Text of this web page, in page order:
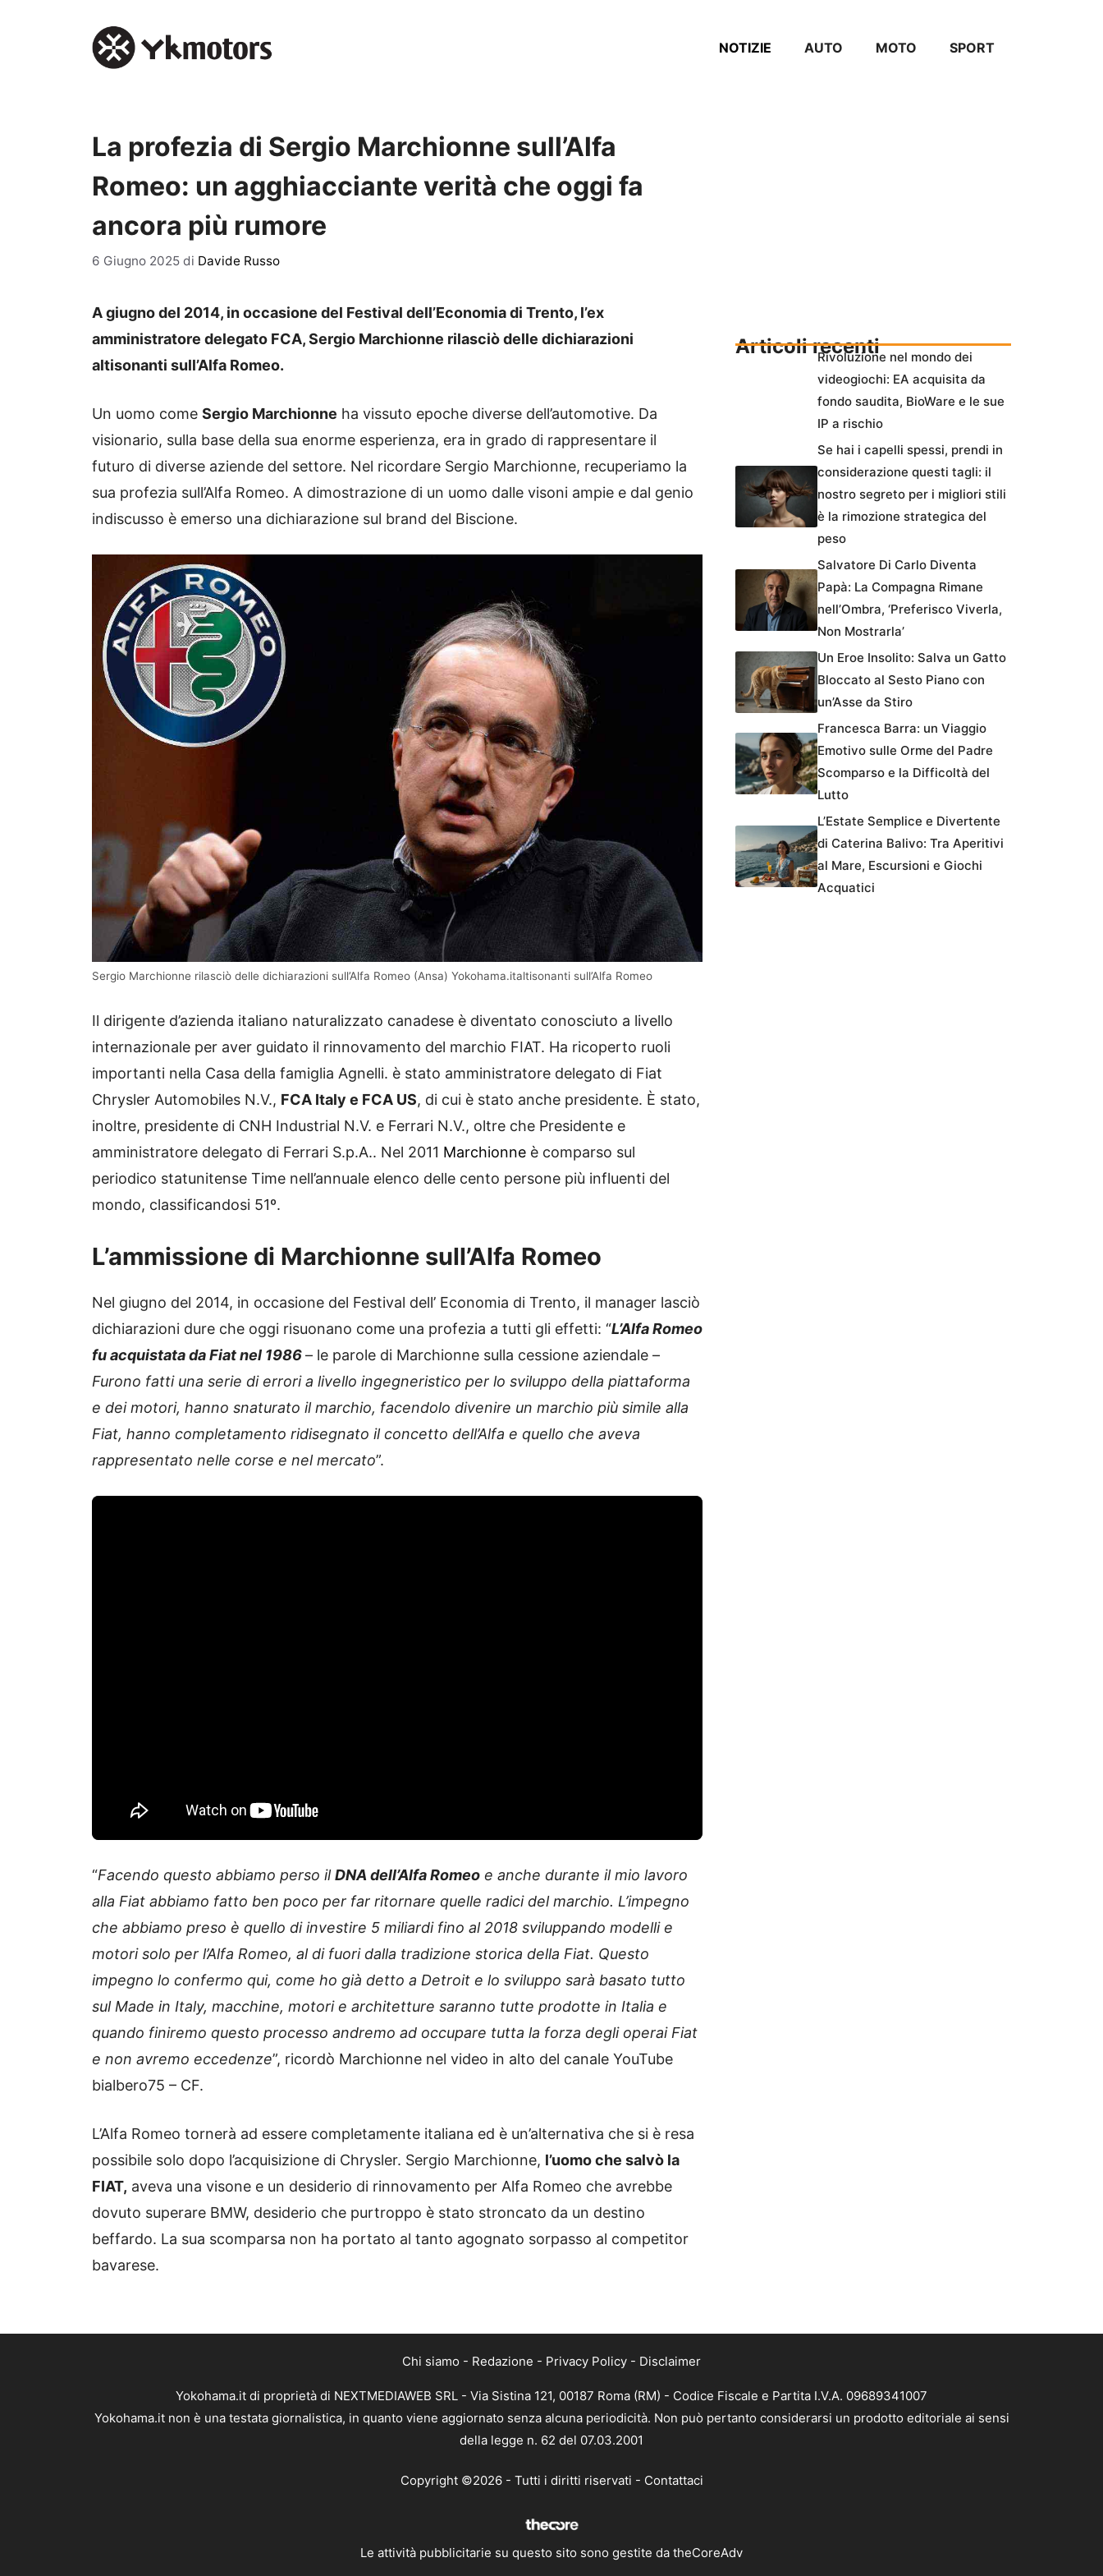
NOTIZIE AUTO MOTO SPORT
La profezia di Sergio Marchionne sull’Alfa
Romeo: un agghiacciante verità che oggi fa
ancora più rumore
6 Giugno 2025 di Davide Russo
A giugno del 2014, in occasione del Festival dell’Economia di Trento, l’ex
amministratore delegato FCA, Sergio Marchionne rilasciò delle dichiarazioni
altisonanti sull’Alfa Romeo.
Un uomo come Sergio Marchionne ha vissuto epoche diverse dell’automotive. Da
visionario, sulla base della sua enorme esperienza, era in grado di rappresentare il
futuro di diverse aziende del settore. Nel ricordare Sergio Marchionne, recuperiamo la
sua profezia sull’Alfa Romeo. A dimostrazione di un uomo dalle visoni ampie e dal genio
indiscusso è emerso una dichiarazione sul brand del Biscione.
Sergio Marchionne rilasciò delle dichiarazioni sull’Alfa Romeo (Ansa) Yokohama.italtisonanti sull’Alfa Romeo
Il dirigente d’azienda italiano naturalizzato canadese è diventato conosciuto a livello
internazionale per aver guidato il rinnovamento del marchio FIAT. Ha ricoperto ruoli
importanti nella Casa della famiglia Agnelli. è stato amministratore delegato di Fiat
Chrysler Automobiles N.V., FCA Italy e FCA US, di cui è stato anche presidente. È stato,
inoltre, presidente di CNH Industrial N.V. e Ferrari N.V., oltre che Presidente e
amministratore delegato di Ferrari S.p.A.. Nel 2011 Marchionne è comparso sul
periodico statunitense Time nell’annuale elenco delle cento persone più influenti del
mondo, classificandosi 51º.
L’ammissione di Marchionne sull’Alfa Romeo
Nel giugno del 2014, in occasione del Festival dell’ Economia di Trento, il manager lasciò
dichiarazioni dure che oggi risuonano come una profezia a tutti gli effetti: “L’Alfa Romeo
fu acquistata da Fiat nel 1986– le parole di Marchionne sulla cessione aziendale –
Furono fatti una serie di errori a livello ingegneristico per lo sviluppo della piattaforma
e dei motori, hanno snaturato il marchio, facendolo divenire un marchio più simile alla
Fiat, hanno completamento ridisegnato il concetto dell’Alfa e quello che aveva
rappresentato nelle corse e nel mercato”.
“Facendo questo abbiamo perso ilDNA dell’Alfa Romeo e anche durante il mio lavoro
alla Fiat abbiamo fatto ben poco per far ritornare quelle radici del marchio. L’impegno
che abbiamo preso è quello di investire 5 miliardi fino al 2018 sviluppando modelli e
motori solo per l’Alfa Romeo, al di fuori dalla tradizione storica della Fiat. Questo
impegno lo confermo qui, come ho già detto a Detroit e lo sviluppo sarà basato tutto
sul Made in Italy, macchine, motori e architetture saranno tutte prodotte in Italia e
quando finiremo questo processo andremo ad occupare tutta la forza degli operai Fiat
e non avremo eccedenze”, ricordò Marchionne nel video in alto del canale YouTube
bialbero75 – CF.
L’Alfa Romeo tornerà ad essere completamente italiana ed è un’alternativa che si è resa
possibile solo dopo l’acquisizione di Chrysler. Sergio Marchionne, l’uomo che salvò la
FIAT, aveva una visone e un desiderio di rinnovamento per Alfa Romeo che avrebbe
dovuto superare BMW, desiderio che purtroppo è stato stroncato da un destino
beffardo. La sua scomparsa non ha portato al tanto agognato sorpasso al competitor
bavarese.
Articoli recentiRivoluzione nel mondo dei
videogiochi: EA acquisita da
fondo saudita, BioWare e le sue
IP a rischio
Se hai i capelli spessi, prendi in
considerazione questi tagli: il
nostro segreto per i migliori stili
è la rimozione strategica del
peso
Salvatore Di Carlo Diventa
Papà: La Compagna Rimane
nell’Ombra, ‘Preferisco Viverla,
Non Mostrarla’
Un Eroe Insolito: Salva un Gatto
Bloccato al Sesto Piano con
un’Asse da Stiro
Francesca Barra: un Viaggio
Emotivo sulle Orme del Padre
Scomparso e la Difficoltà del
Lutto
L’Estate Semplice e Divertente
di Caterina Balivo: Tra Aperitivi
al Mare, Escursioni e Giochi
Acquatici
Chi siamo - Redazione - Privacy Policy - Disclaimer
Yokohama.it di proprietà di NEXTMEDIAWEB SRL - Via Sistina 121, 00187 Roma (RM) - Codice Fiscale e Partita I.V.A. 09689341007
Yokohama.it non è una testata giornalistica, in quanto viene aggiornato senza alcuna periodicità. Non può pertanto considerarsi un prodotto editoriale ai sensi
della legge n. 62 del 07.03.2001
Copyright ©2026 - Tutti i diritti riservati - Contattaci
Le attività pubblicitarie su questo sito sono gestite da theCoreAdv